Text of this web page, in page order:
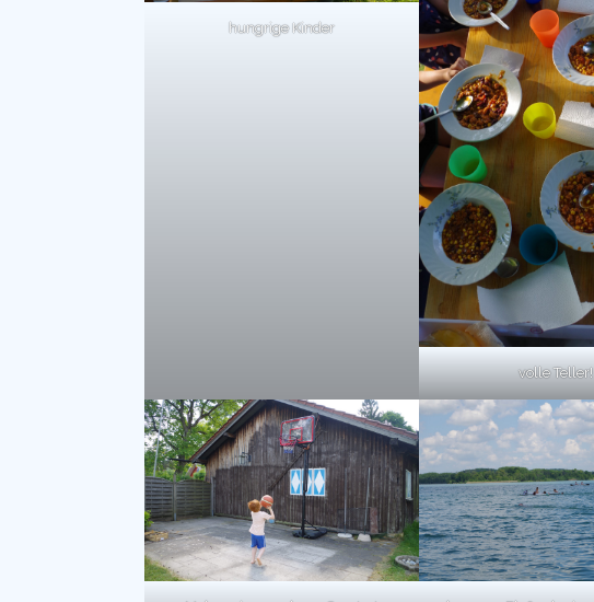
hungrige Kinder
volle Teller!